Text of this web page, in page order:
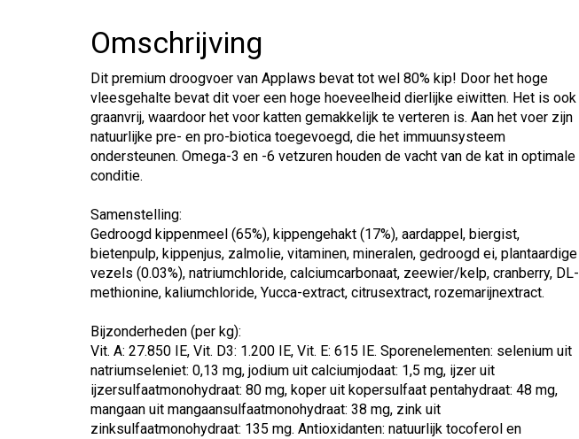
Omschrijving
Dit premium droogvoer van Applaws bevat tot wel 80% kip! Door het hoge
vleesgehalte bevat dit voer een hoge hoeveelheid dierlijke eiwitten. Het is ook
graanvrij, waardoor het voor katten gemakkelijk te verteren is. Aan het voer zijn
natuurlijke pre- en pro-biotica toegevoegd, die het immuunsysteem
ondersteunen. Omega-3 en -6 vetzuren houden de vacht van de kat in optimale
conditie.
Samenstelling:
Gedroogd kippenmeel (65%), kippengehakt (17%), aardappel, biergist,
bietenpulp, kippenjus, zalmolie, vitaminen, mineralen, gedroogd ei, plantaardige
vezels (0.03%), natriumchloride, calciumcarbonaat, zeewier/kelp, cranberry, DL-
methionine, kaliumchloride, Yucca-extract, citrusextract, rozemarijnextract.
Bijzonderheden (per kg):
Vit. A: 27.850 IE, Vit. D3: 1.200 IE, Vit. E: 615 IE. Sporenelementen: selenium uit
natriumseleniet: 0,13 mg, jodium uit calciumjodaat: 1,5 mg, ijzer uit
ijzersulfaatmonohydraat: 80 mg, koper uit kopersulfaat pentahydraat: 48 mg,
mangaan uit mangaansulfaatmonohydraat: 38 mg, zink uit
zinksulfaatmonohydraat: 135 mg. Antioxidanten: natuurlijk tocoferol en